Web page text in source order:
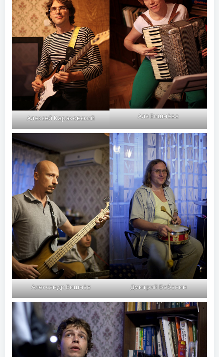
Алексей Караковский Аля Вишнёва
Александр Вишнёв Дмитрий Бебенин